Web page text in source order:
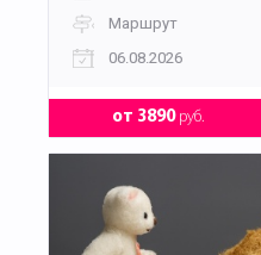
Маршрут
06.08.2026
от 3890руб.